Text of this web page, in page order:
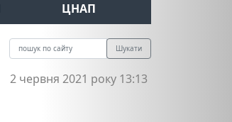
ЦНАП
Шукати
2 червня 2021 року 13:13